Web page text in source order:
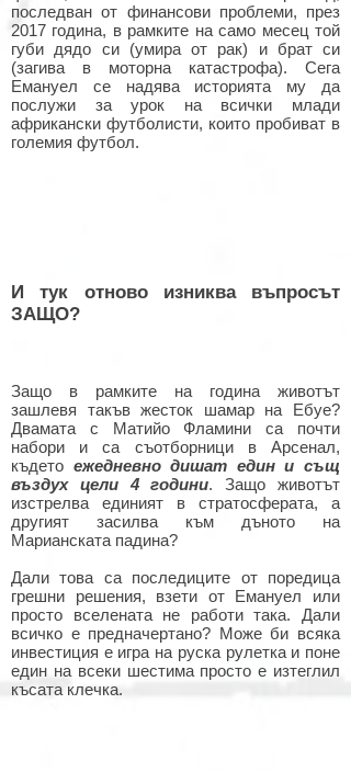
последван от финансови проблеми, през
2017 година, в рамките на само месец той
губи дядо си (умира от рак) и брат си
(загива в моторна катастрофа). Сега
Емануел се надява историята му да
послужи за урок на всички млади
африкански футболисти, които пробиват в
големия футбол.
И тук отново изниква въпросът
ЗАЩО?
Защо в рамките на година животът
зашлевя такъв жесток шамар на Ебуе?
Двамата с Матийо Фламини са почти
набори и са съотборници в Арсенал,
където ежедневно дишат един и същ
въздух цели 4 години. Защо животът
изстрелва единият в стратосферата, а
другият засилва към дъното на
Марианската падина?
Дали това са последиците от поредица
грешни решения, взети от Емануел или
просто вселената не работи така. Дали
всичко е предначертано? Може би всяка
инвестиция е игра на руска рулетка и поне
един на всеки шестима просто е изтеглил
късата клечка.